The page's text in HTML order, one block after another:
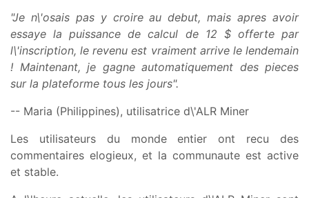
"Je n\'osais pas y croire au debut, mais apres avoir
essaye la puissance de calcul de 12 $ offerte par
l\'inscription, le revenu est vraiment arrive le lendemain
! Maintenant, je gagne automatiquement des pieces
sur la plateforme tous les jours".
-- Maria (Philippines), utilisatrice d\'ALR Miner
Les utilisateurs du monde entier ont recu des
commentaires elogieux, et la communaute est active
et stable.